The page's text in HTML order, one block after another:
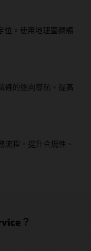
位。使用地理圍欄觸
確的逐向導航。提高
流程。提升合規性、
？